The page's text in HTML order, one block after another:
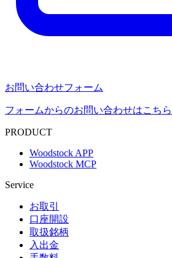
お問い合わせフォーム
フォームからのお問い合わせはこちら
PRODUCT
Woodstock APP
Woodstock MCP
Service
お取引
口座開設
取扱銘柄
入出金